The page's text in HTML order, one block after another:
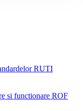
RUTI
si functionare ROF